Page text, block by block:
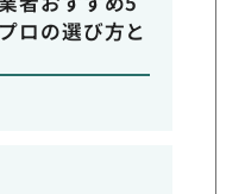
ロの選び方と